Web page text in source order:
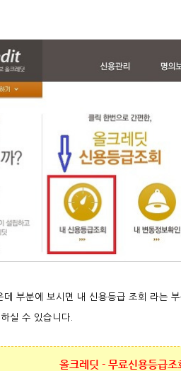
부분에 보시면 내 신용등급 조회 라는
실 수 있습니다.
올크레딧 -무료신용등급조